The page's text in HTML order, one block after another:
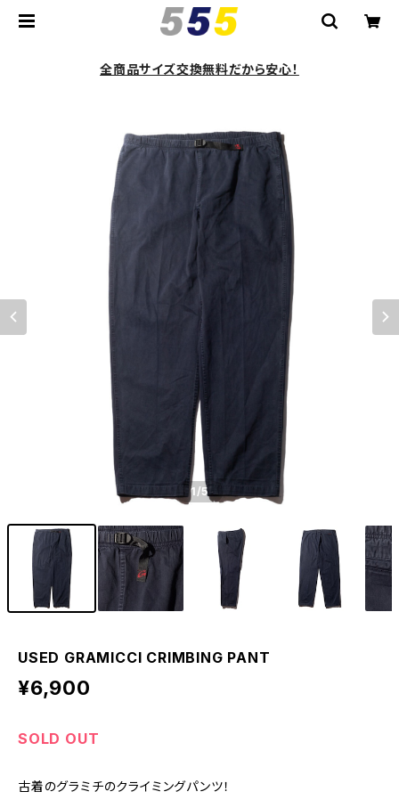
全商品サイズ交換無料だから安心！
1 /5
USED GRAMICCI CRIMBING PANT
¥6,900
SOLD OUT
古着のグラミチのクライミングパンツ！